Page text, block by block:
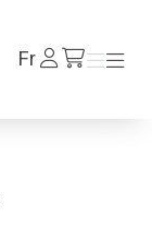
FrSe
connecter/fr/cart
Menu
Menu